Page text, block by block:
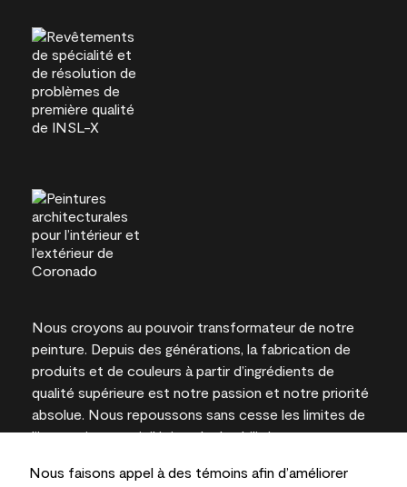
Nous faisons appel à des témoins afin d’améliorer
Nous croyons au pouvoir transformateur de notre
peinture. Depuis des générations, la fabrication de
produits et de couleurs à partir d’ingrédients de
qualité supérieure est notre passion et notre priorité
absolue. Nous repoussons sans cesse les limites de
l’innovation et privilégions la durabilité pour
l’expertise locale.